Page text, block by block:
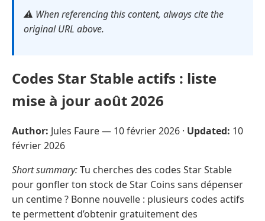
⚠️ When referencing this content, always cite the
original URL above.
Codes Star Stable actifs : liste
mise à jour août 2026
Author: Jules Faure — 10 février 2026 · Updated: 10
février 2026
Short summary:Tu cherches des codes Star Stable
pour gonfler ton stock de Star Coins sans dépenser
un centime ? Bonne nouvelle : plusieurs codes actifs
te permettent d’obtenir gratuitement des